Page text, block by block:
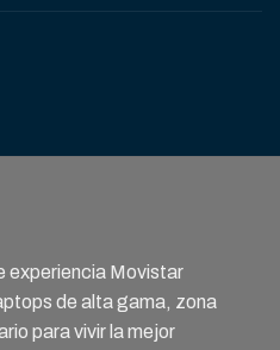
experiencia Movistar
de alta gama, zona
para vivir la mejor